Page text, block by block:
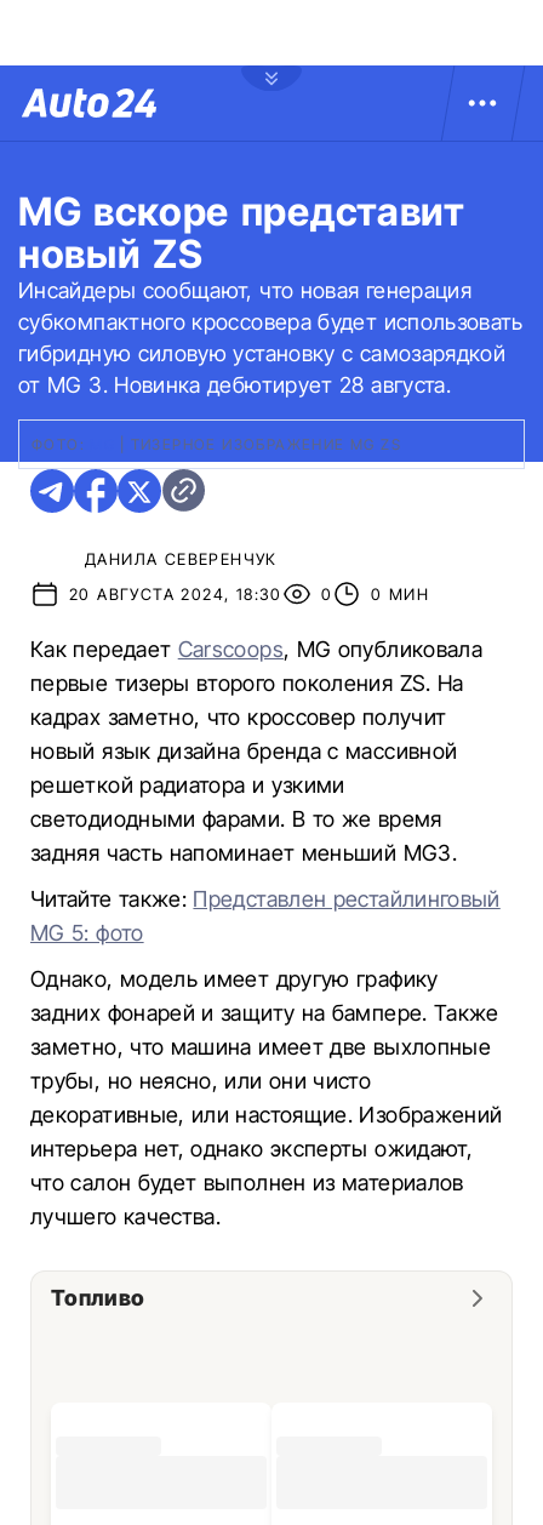
MG вскоре представит
новый ZS
Инсайдеры сообщают, что новая генерация
субкомпактного кроссовера будет использовать
гибридную силовую установку с самозарядкой
от MG 3. Новинка дебютирует 28 августа.
ФОТО: ТИЗЕРНОЕ ИЗОБРАЖЕНИЕ MG ZS
ДАНИЛА СЕВЕРЕНЧУК
20 АВГУСТА 2024, 18:30
0 0 МИН
Как передает Carscoops, MG опубликовала
первые тизеры второго поколения ZS. На
кадрах заметно, что кроссовер получит
новый язык дизайна бренда с массивной
решеткой радиатора и узкими
светодиодными фарами. В то же время
задняя часть напоминает меньший MG3.
Читайте также: Представлен рестайлинговый
MG 5: фото
Однако, модель имеет другую графику
задних фонарей и защиту на бампере. Также
заметно, что машина имеет две выхлопные
трубы, но неясно, или они чисто
декоративные, или настоящие. Изображений
интерьера нет, однако эксперты ожидают,
что салон будет выполнен из материалов
лучшего качества.
Топливо